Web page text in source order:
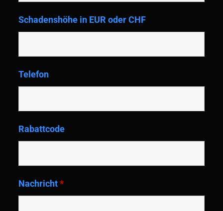
Schadenshöhe in EUR oder CHF
Telefon
Rabattcode
Nachricht*